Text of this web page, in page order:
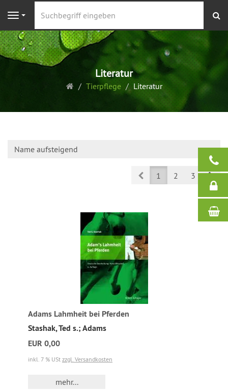
Navigation
Literatur
Startseite
Tierpflege Literatur
Name aufsteigend
Prev1 2 3
Adams Lahmheit bei Pferden
Stashak, Ted s.; Adams
EUR 0,00
inkl. 7 % USt zzgl. Versandkosten
mehr...